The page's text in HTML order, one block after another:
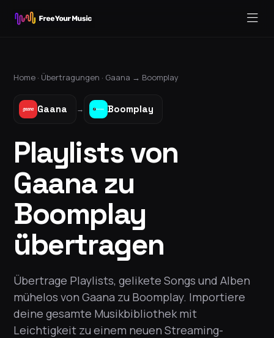
Home · Übertragungen · Gaana → Boomplay
Gaana → Boomplay
Playlists von
Gaana zu
Boomplay
übertragen
Übertrage Playlists, gelikete Songs und Alben
mühelos von Gaana zu Boomplay. Importiere
deine gesamte Musikbibliothek mit
Leichtigkeit zu einem neuen Streaming-